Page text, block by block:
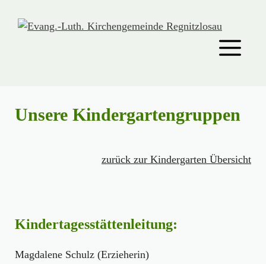
Inhalt
Unsere Kindergartengruppen
zurück zur Kindergarten Übersicht
Kindertagesstättenleitung:
Magdalene Schulz (Erzieherin)